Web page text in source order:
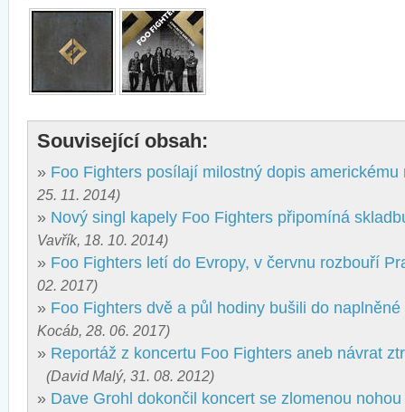
Související obsah:
» Foo Fighters posílají milostný dopis americkému
25. 11. 2014)
» Nový singl kapely Foo Fighters připomíná
Vavřík, 18. 10. 2014)
» Foo Fighters letí do Evropy, v červnu rozbouří
02. 2017)
» Foo Fighters dvě a půl hodiny bušili do
Kocáb, 28. 06. 2017)
» Reportáž z koncertu Foo Fighters aneb návrat
(David Malý, 31. 08. 2012)
» Dave Grohl dokončil koncert se zlomenou nohou